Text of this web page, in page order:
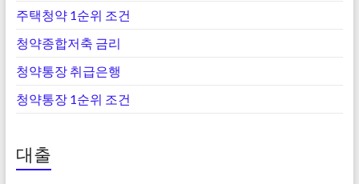
주택청약 1순위 조건
청약종합저축 금리
청약통장 취급은행
청약통장 1순위 조건
대출